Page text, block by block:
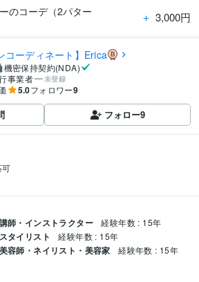
のコーデ（2パター
＋ 3,000円
コーディネート】Erica
機密保持契約(NDA)
事業者
未登録
5.0フォロワー9
フォロー9
可
師・インストラクター 経験年数 : 15年
タイリスト 経験年数 : 15年
容師・ネイリスト・美容家 経験年数 : 15年